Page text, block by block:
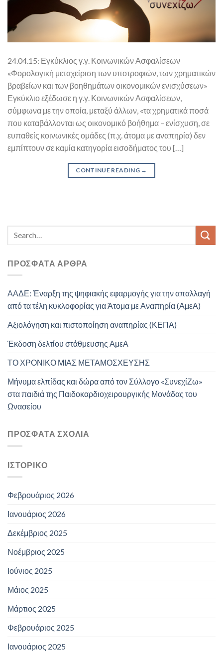
24.04.15: Εγκύκλιος γ.γ. Κοινωνικών Ασφαλίσεων
«Φορολογική μεταχείριση των υποτροφιών, των χρηματικών
βραβείων και των βοηθημάτων οικονομικών ενισχύσεων»
Εγκύκλιο εξέδωσε η γ.γ. Κοινωνικών Ασφαλίσεων,
σύμφωνα με την οποία, μεταξύ άλλων, «τα χρηματικά ποσά
που καταβάλλονται ως οικονομικό βοήθημα – ενίσχυση, σε
ευπαθείς κοινωνικές ομάδες (π.χ. άτομα με αναπηρία) δεν
εμπίπτουν σε καμία κατηγορία εισοδήματος του […]
CONTINUE READING →
ΠΡΌΣΦΑΤΑ ΆΡΘΡΑ
ΑΑΔΕ: Έναρξη της ψηφιακής εφαρμογής για την απαλλαγή
από τα τέλη κυκλοφορίας για Άτομα με Αναπηρία (ΑμεΑ)
Αξιολόγηση και πιστοποίηση αναπηρίας (ΚΕΠΑ)
Έκδοση δελτίου στάθμευσης ΑμεΑ
ΤΟ ΧΡΟΝΙΚΟ ΜΙΑΣ ΜΕΤΑΜΟΣΧΕΥΣΗΣ
Μήνυμα ελπίδας και δώρα από τον Σύλλογο «ΣυνεχίΖω»
στα παιδιά της Παιδοκαρδιοχειρουργικής Μονάδας του
Ωνασείου
ΠΡΌΣΦΑΤΑ ΣΧΌΛΙΑ
ΙΣΤΟΡΙΚΌ
Φεβρουάριος 2026
Ιανουάριος 2026
Δεκέμβριος 2025
Νοέμβριος 2025
Ιούνιος 2025
Μάιος 2025
Μάρτιος 2025
Φεβρουάριος 2025
Ιανουάριος 2025